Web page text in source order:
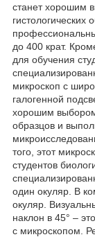
станет хорошим
гистологических
до 400 крат.
для обучения
микроскоп с
галогенной
хорошим выбором
образцов и
того, этот
студентов
один окуляр. В
окуляр.
наклон в 45° –
с микроскопом.